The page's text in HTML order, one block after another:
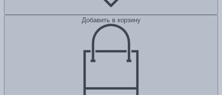
Добавить в корзину